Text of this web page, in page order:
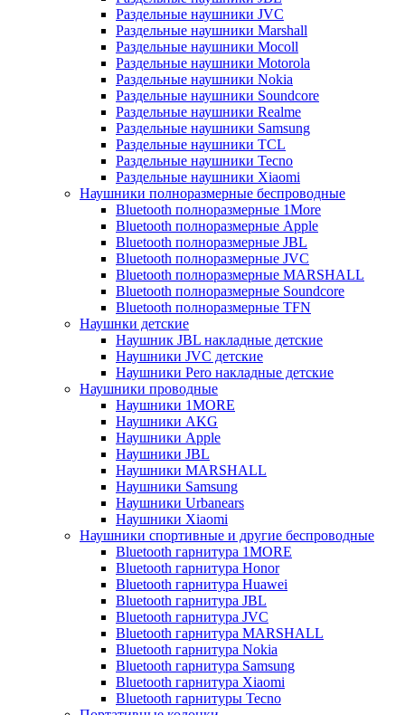
Раздельные наушники JVC
Раздельные наушники Marshall
Раздельные наушники Mocoll
Раздельные наушники Motorola
Раздельные наушники Nokia
Раздельные наушники Soundcore
Раздельные наушники Realme
Раздельные наушники Samsung
Раздельные наушники TCL
Раздельные наушники Tecno
Раздельные наушники Xiaomi
Наушники полноразмерные беспроводные
Bluetooth полноразмерные 1More
Bluetooth полноразмерные Apple
Bluetooth полноразмерные JBL
Bluetooth полноразмерные JVC
Bluetooth полноразмерные MARSHALL
Bluetooth полноразмерные Soundcore
Bluetooth полноразмерные TFN
Наушнки детские
Наушник JBL накладные детские
Наушники JVC детские
Наушники Pero накладные детские
Наушники проводные
Наушники 1MORE
Наушники AKG
Наушники Apple
Наушники JBL
Наушники MARSHALL
Наушники Samsung
Наушники Urbanears
Наушники Xiaomi
Наушники спортивные и другие беспроводные
Bluetooth гарнитура 1MORE
Bluetooth гарнитура Honor
Bluetooth гарнитура Huawei
Bluetooth гарнитура JBL
Bluetooth гарнитура JVC
Bluetooth гарнитура MARSHALL
Bluetooth гарнитура Nokia
Bluetooth гарнитура Samsung
Bluetooth гарнитура Xiaomi
Bluetooth гарнитуры Tecno